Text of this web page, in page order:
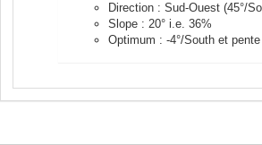
Direction : Sud-Ouest (45°/
Slope : 20° i.e. 36%
Optimum : -4°/South et